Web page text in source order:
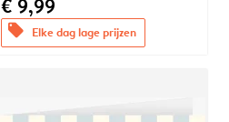
€ 9,99
offers Elke dag lage prijzen